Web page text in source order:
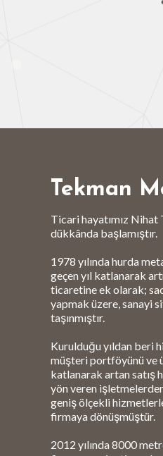
Tekman
Ticari hayatımız
dükkânda başlamıştır.
1978 yılında hurda
geçen yıl katlanarak
ticaretine ek olarak;
yapmak üzere, sanayi
taşınmıştır.
Kurulduğu yıldan beri
müşteri portföyünü ve
katlanarak artan satış
yön veren
geniş ölçekli
firmaya dönüşmüştür.
2012 yılında 8000